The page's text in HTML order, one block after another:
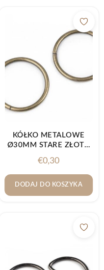
KÓŁKO METALOWE
Ø30MM STARE ZŁOTO
€0,30
DODAJ DO KOSZYKA